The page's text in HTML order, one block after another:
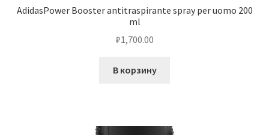
AdidasPower Booster antitraspirante spray per uomo 200
ml
₽1,700.00
В корзину